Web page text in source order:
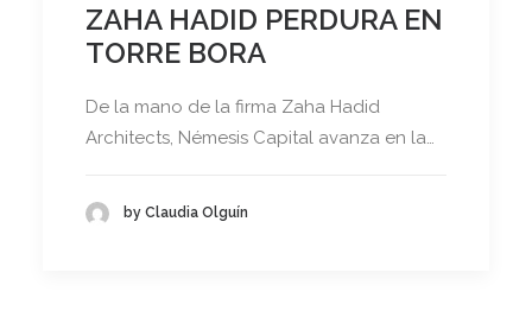
ZAHA HADID PERDURA EN
TORRE BORA
De la mano de la firma Zaha Hadid
Architects, Némesis Capital avanza en la…
by Claudia Olguín